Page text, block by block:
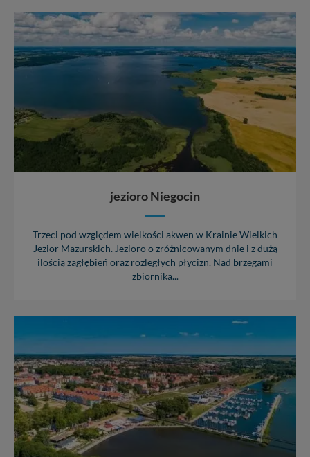
jezioro Niegocin
Trzeci pod względem wielkości akwen w Krainie Wielkich
Jezior Mazurskich. Jezioro o zróżnicowanym dnie i z dużą
ilością zagłębień oraz rozległych płycizn. Nad brzegami
zbiornika...